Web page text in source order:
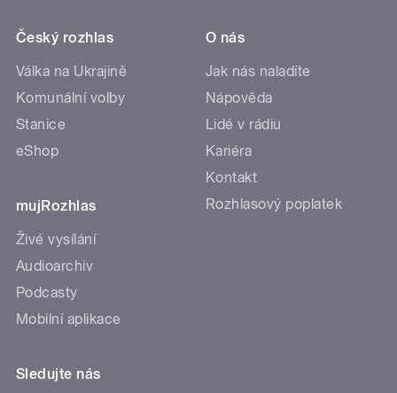
Český rozhlas
Válka na Ukrajině
Komunální volby
Stanice
eShop
mujRozhlas
Živé vysílání
Audioarchiv
Podcasty
Mobilní aplikace
O nás
Jak nás naladíte
Nápověda
Lidé v rádiu
Kariéra
Kontakt
Rozhlasový poplatek
Sledujte nás